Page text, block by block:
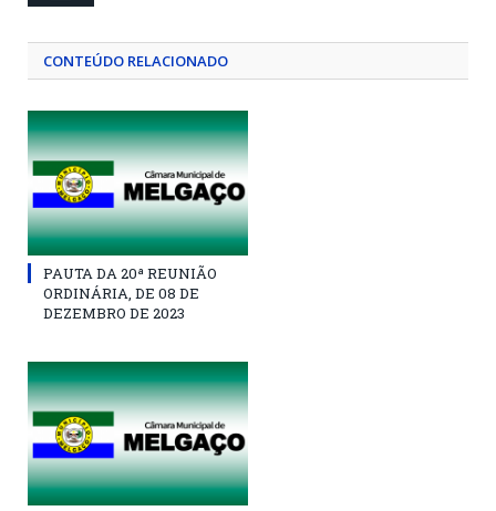
CONTEÚDO RELACIONADO
PAUTA DA 20ª REUNIÃO
ORDINÁRIA, DE 08 DE
DEZEMBRO DE 2023